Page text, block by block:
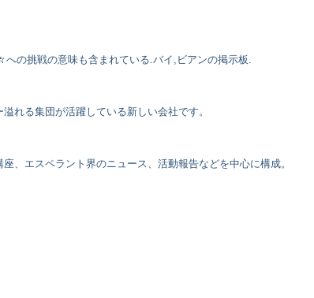
の挑戦の意味も含まれている.バイ,ビアンの掲示板.
れる集団が活躍している新しい会社です。
、エスペラント界のニュース、活動報告などを中心に構成。